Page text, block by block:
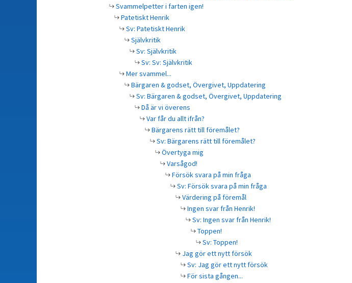
Svammelpetter i farten igen!
Patetiskt Henrik
Sv: Patetiskt Henrik
Självkritik
Sv: Självkritik
Sv: Sv: Självkritik
Mer svammel...
Bärgaren & godset, Övergivet, Uppdatering
Sv: Bärgaren & godset, Övergivet, Uppdatering
Då är vi överens
Var får du allt ifrån?
Bärgarens rätt till föremålet?
Sv: Bärgarens rätt till föremålet?
Övertyga mig
Varsågod!
Försök svara på min fråga
Sv: Försök svara på min fråga
Värdering på föremål
Ingen svar från Henrik!
Sv: Ingen svar från Henrik!
Toppen!
Sv: Toppen!
Jag gör ett nytt försök
Sv: Jag gör ett nytt försök
För sista gången...